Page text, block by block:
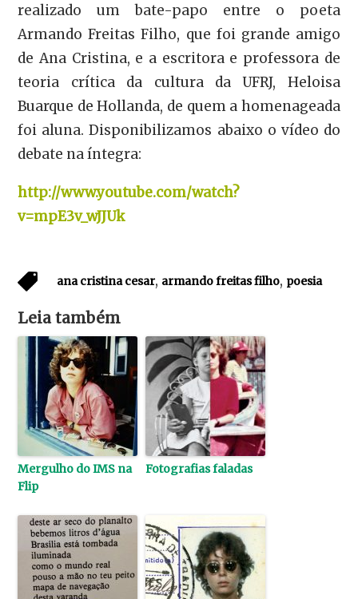
realizado um bate-papo entre o poeta
Armando Freitas Filho, que foi grande amigo
de Ana Cristina, e a escritora e professora de
teoria crítica da cultura da UFRJ, Heloisa
Buarque de Hollanda, de quem a homenageada
foi aluna. Disponibilizamos abaixo o vídeo do
debate na íntegra:
http://www.youtube.com/watch?
v=mpE3v_wJJUk
ana cristina cesar, armando freitas filho, poesia
Leia também
Mergulho do IMS na
Flip
Fotografias faladas